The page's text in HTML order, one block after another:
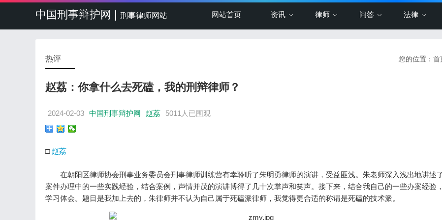
中国刑事辩护网 | 刑事律师网站 网站首页 资讯 律师 问答 法律
您的位置： 首
热评
赵荔：你拿什么去死磕，我的刑辩律师？
2024-02-03 中国刑事辩护网 赵荔 5011人已围观
□ 赵荔
在朝阳区律师协会刑事业务委员会刑事律师训练营有幸聆听了朱明勇律师的演讲，受益匪浅。朱老师深入浅出地讲述
案件办理中的一些实践经验，结合案例，声情并茂的演讲博得了几十次掌声和笑声。接下来，结合我自己的一些办案经验
学习体会。题目是我加上去的，朱律师并不认为自己属于死磕派律师，我觉得更合适的称谓是死磕的技术派。